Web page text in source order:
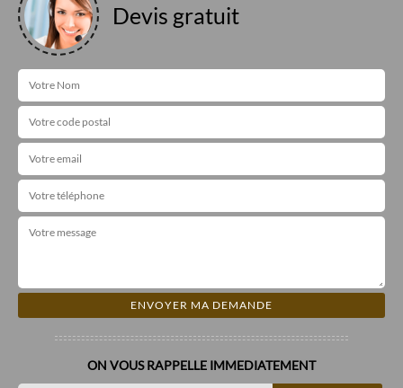
Devis gratuit
ON VOUS RAPPELLE IMMEDIATEMENT